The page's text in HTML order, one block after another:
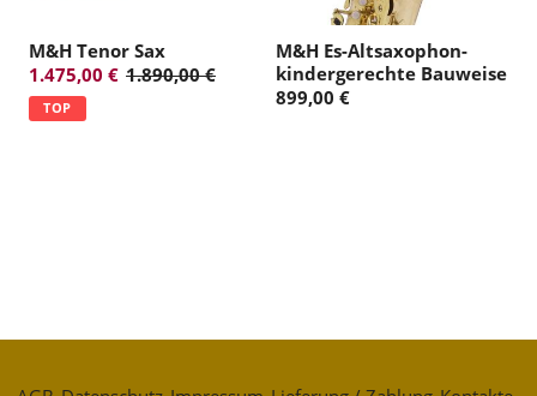
M&H Tenor Sax
1.475,00 € 1.890,00 €
TOP
M&H Es-Altsaxophon-
kindergerechte Bauweise
899,00 €